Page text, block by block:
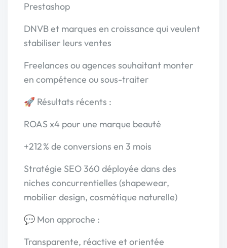
Prestashop
DNVB et marques en croissance qui veulent
stabiliser leurs ventes
Freelances ou agences souhaitant monter
en compétence ou sous-traiter
🚀 Résultats récents :
ROAS x4 pour une marque beauté
+212 % de conversions en 3 mois
Stratégie SEO 360 déployée dans des
niches concurrentielles (shapewear,
mobilier design, cosmétique naturelle)
💬 Mon approche :
Transparente, réactive et orientée